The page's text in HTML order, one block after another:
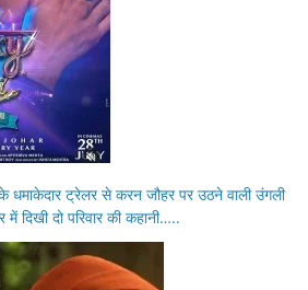
धमाकेदार ट्रेलर से करन जौहर पर उठने वाली उंगली
दिखी दो परिवार की कहानी…..